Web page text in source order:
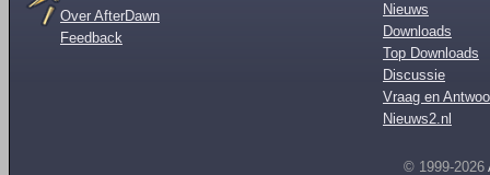
Over AfterDawn
Feedback
Nieuws
Downloads
Top Downloads
Discussie
Vraag en
Nieuws2.nl
© 1999-2026